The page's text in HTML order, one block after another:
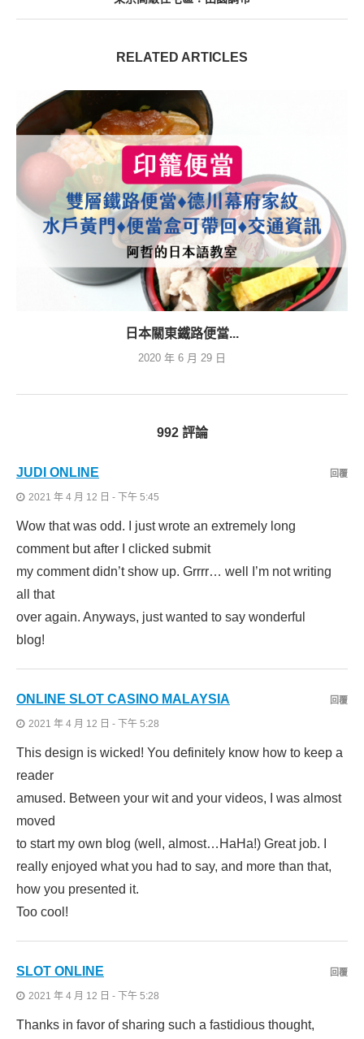
RELATED ARTICLES
日本關東鐵路便當...
2020 年 6 月 29 日
992 評論
JUDI ONLINE
2021 年 4 月 12 日 - 下午 5:45
Wow that was odd. I just wrote an extremely long
comment but after I clicked submit
my comment didn’t show up. Grrrr… well I’m not writing
all that
over again. Anyways, just wanted to say wonderful
blog!
回覆
ONLINE SLOT CASINO MALAYSIA
2021 年 4 月 12 日 - 下午 5:28
This design is wicked! You definitely know how to keep a
reader
amused. Between your wit and your videos, I was almost
moved
to start my own blog (well, almost…HaHa!) Great job. I
really enjoyed what you had to say, and more than that,
how you presented it.
Too cool!
回覆
SLOT ONLINE
2021 年 4 月 12 日 - 下午 5:28
Thanks in favor of sharing such a fastidious thought,
回覆